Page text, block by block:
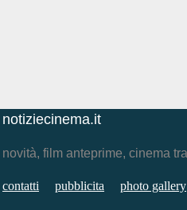
notiziecinema.it
novità, film anteprime, cinema
contatti pubblicita photo gallery